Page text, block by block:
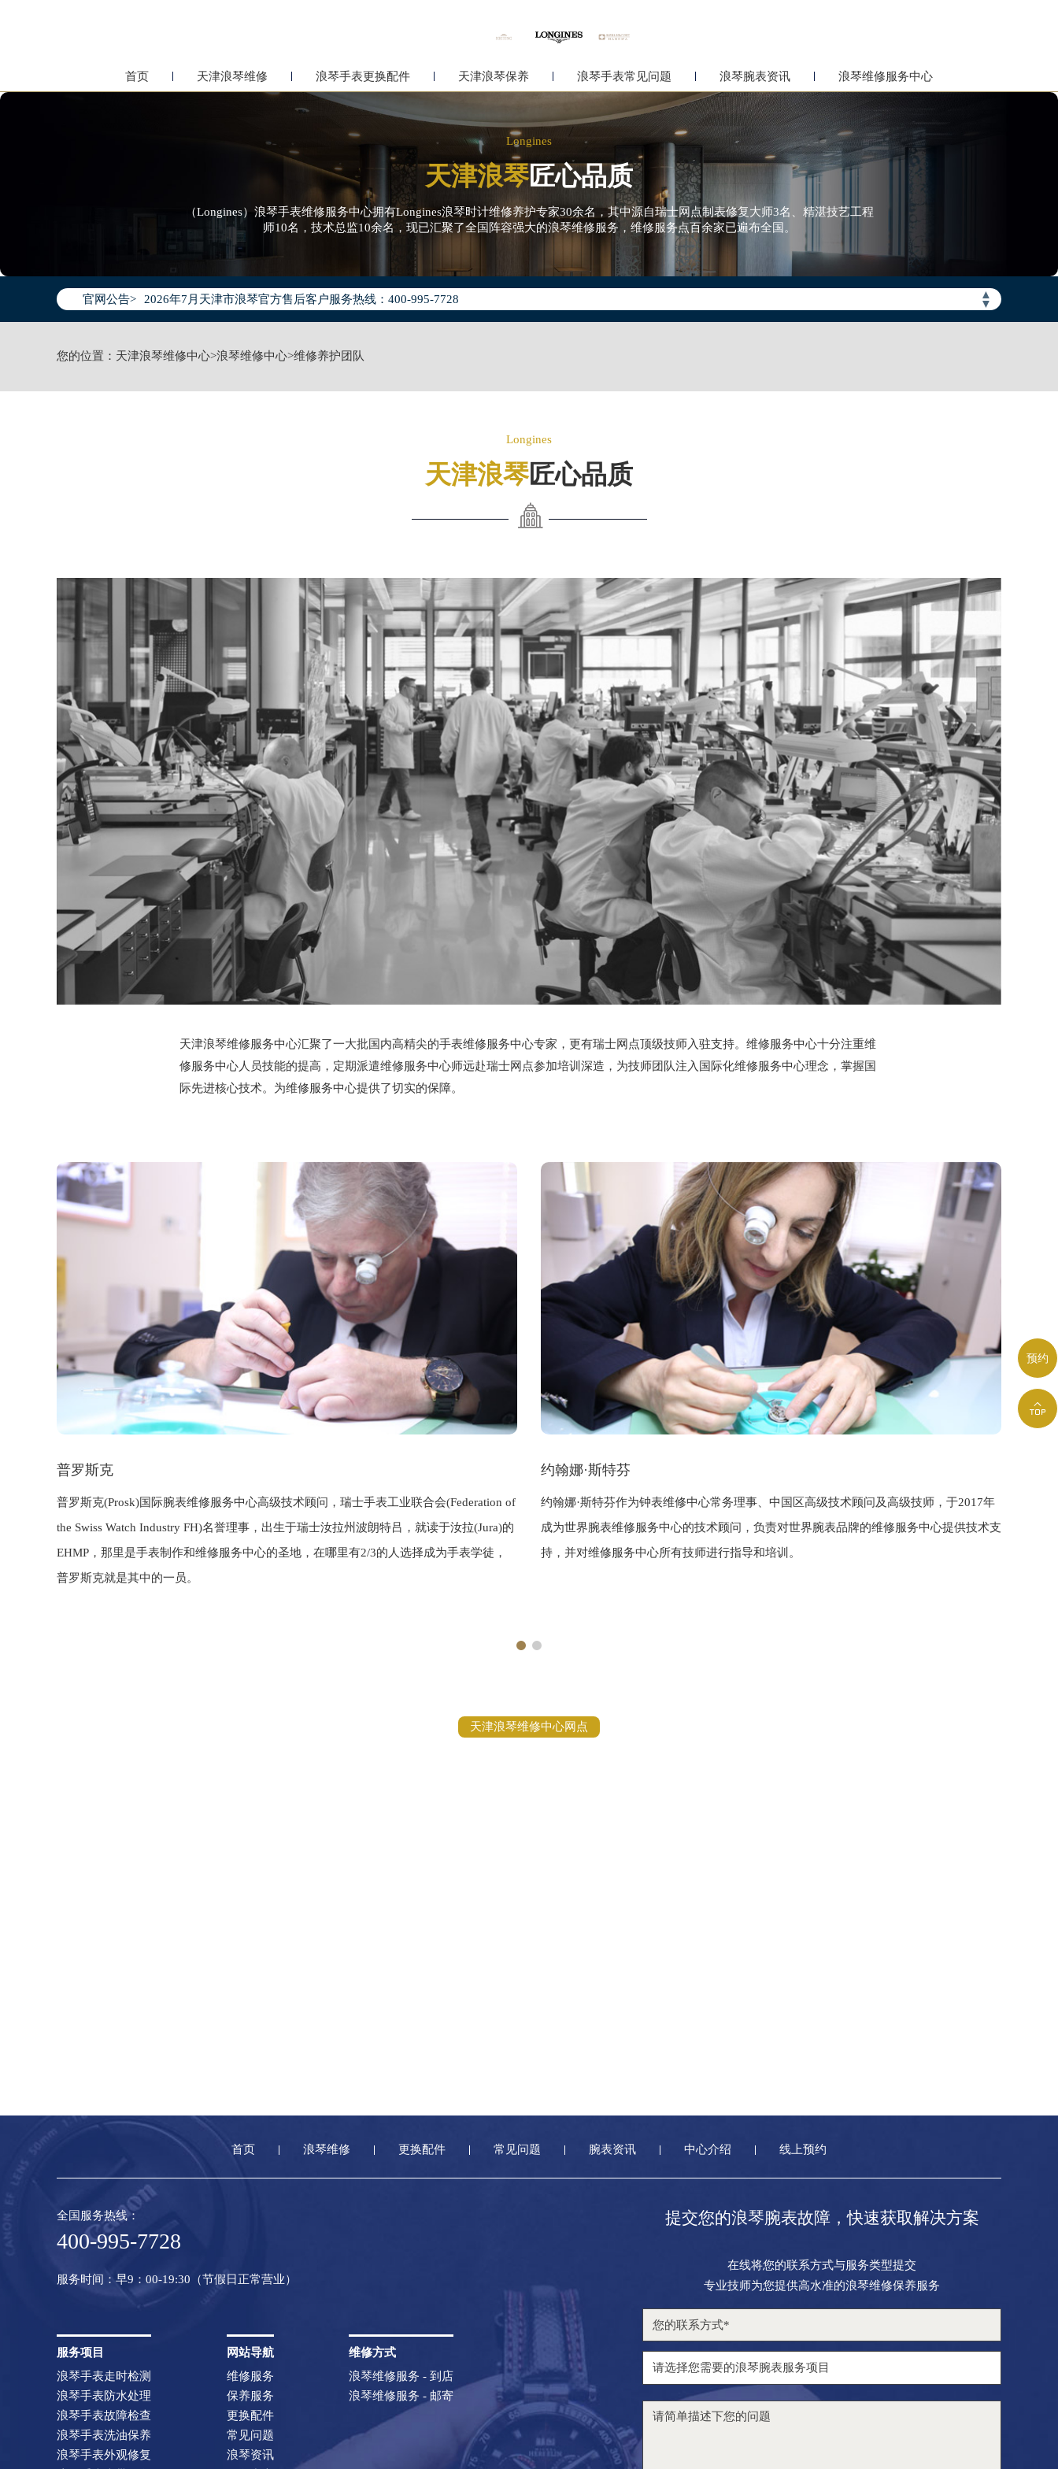
首页 天津浪琴维修 浪琴手表更换配件 天津浪琴保养 浪琴手表常见问题 浪琴腕表资讯 浪琴维修服务中心
Longines
天津浪琴匠心品质
（Longines）浪琴手表维修服务中心拥有Longines浪琴时计维修养护专家30余名，其中源自瑞士网点制表修复大师3名、精湛技艺工程
师10名，技术总监10余名，现已汇聚了全国阵容强大的浪琴维修服务，维修服务点百余家已遍布全国。
官网公告> ▲
▼
2026年7月浪琴天津市售后服务网络优化升级公告
2026年7月天津市浪琴官方售后客户服务热线：400-995-7728
2026年7月浪琴售后服务中心最新网点地址：
天津市和平区赤峰道136号天津国际金融中心写字楼26层2603室（需提前预约）
节假日正常营业！
您的位置： 天津浪琴维修中心>浪琴维修中心>维修养护团队
Longines
天津浪琴匠心品质
天津浪琴维修服务中心汇聚了一大批国内高精尖的手表维修服务中心专家，更有瑞士网点顶级技师入驻支持。维修服务中心十分注重维
修服务中心人员技能的提高，定期派遣维修服务中心师远赴瑞士网点参加培训深造，为技师团队注入国际化维修服务中心理念，掌握国
际先进核心技术。为维修服务中心提供了切实的保障。
普罗斯克
普罗斯克(Prosk)国际腕表维修服务中心高级技术顾问，瑞士手表工业联合会(Federation of
the Swiss Watch Industry FH)名誉理事，出生于瑞士汝拉州波朗特吕，就读于汝拉(Jura)的
EHMP，那里是手表制作和维修服务中心的圣地，在哪里有2/3的人选择成为手表学徒，
普罗斯克就是其中的一员。
约翰娜·斯特芬
约翰娜·斯特芬作为钟表维修中心常务理事、中国区高级技术顾问及高级技师，于2017年
成为世界腕表维修服务中心的技术顾问，负责对世界腕表品牌的维修服务中心提供技术支
持，并对维修服务中心所有技师进行指导和培训。
天津浪琴维修中心网点
首页 浪琴维修 更换配件 常见问题 腕表资讯 中心介绍 线上预约
提交您的浪琴腕表故障，快速获取解决方案
在线将您的联系方式与服务类型提交
专业技师为您提供高水准的浪琴维修保养服务
全国服务热线：
400-995-7728
服务时间：早9：00-19:30（节假日正常营业）
服务项目
浪琴手表走时检测
浪琴手表防水处理
浪琴手表故障检查
浪琴手表洗油保养
浪琴手表外观修复
网站导航
维修服务
保养服务
更换配件
常见问题
浪琴资讯
维修方式
浪琴维修服务 - 到店
浪琴维修服务 - 邮寄
预约
